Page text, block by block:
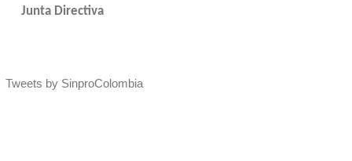
Junta Directiva
Tweets by SinproColombia